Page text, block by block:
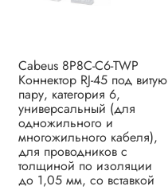
Cabeus 8P8C-C6-TWP
Коннектор RJ-45 под витую
пару, категория 6,
универсальный (для
одножильного и
многожильного кабеля),
для проводников с
толщиной по изоляции
до 1,05 мм, со вставкой